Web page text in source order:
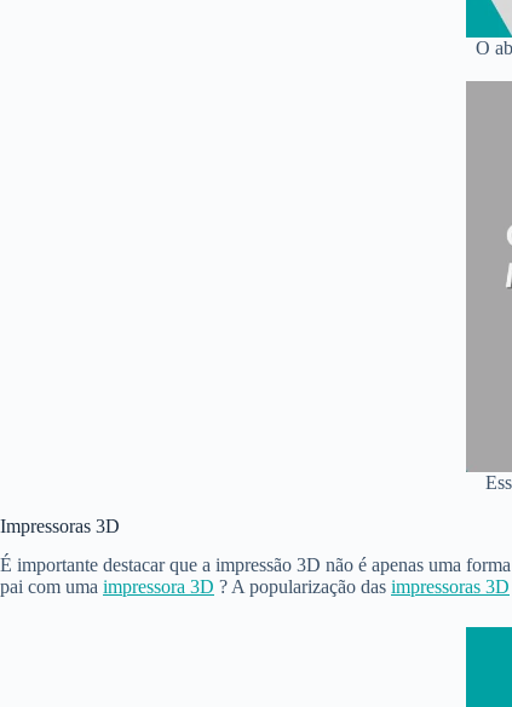
O
Impressoras 3D
É importante destacar que a impressão 3D não é apenas uma
pai com uma impressora 3D ? A popularização das impressoras 3D